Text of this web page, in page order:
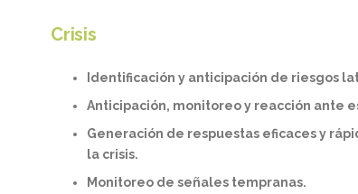
Crisis
Identificación y anticipación de riesgos
Anticipación, monitoreo y reacción ante
Generación de respuestas eficaces y
la crisis.
Monitoreo de señales tempranas.